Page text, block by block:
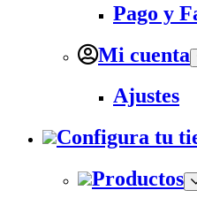
Pago y
Mi cuenta
Ajustes
Configura tu
Productos